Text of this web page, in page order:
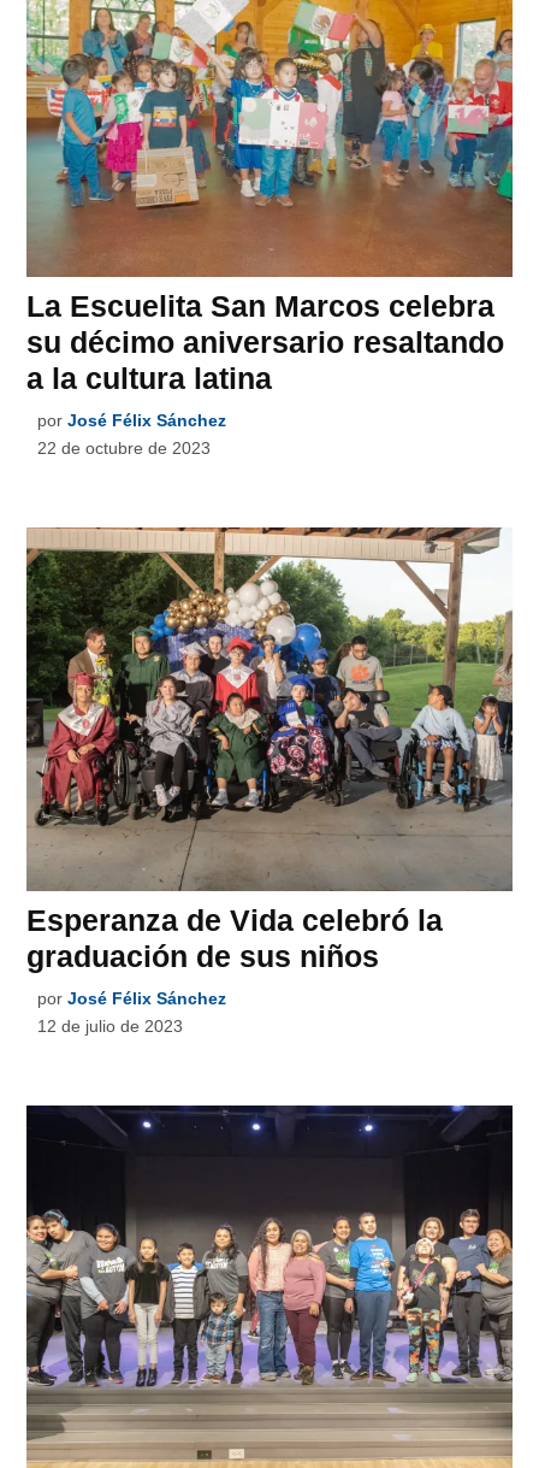
La Escuelita San Marcos celebra
su décimo aniversario resaltando
a la cultura latina
por José Félix Sánchez
22 de octubre de 2023
Esperanza de Vida celebró la
graduación de sus niños
por José Félix Sánchez
12 de julio de 2023